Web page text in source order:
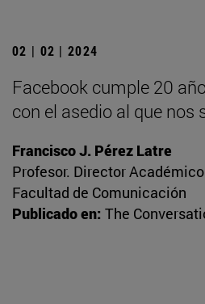
02 | 02 | 2024
Facebook cumple 20
con el asedio al que nos
Francisco J. Pérez Latre
Profesor. Director
Facultad de Comunicación
Publicado en: The